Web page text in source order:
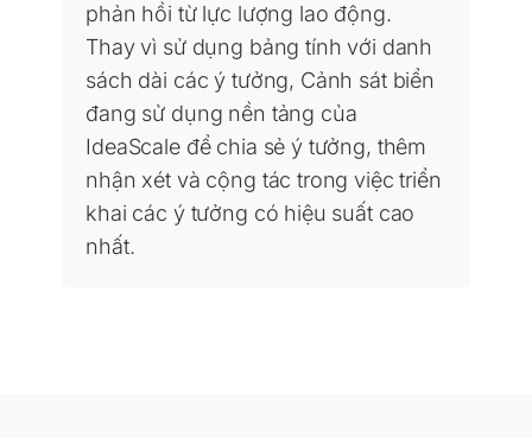
phản hồi từ lực lượng lao động.
Thay vì sử dụng bảng tính với danh
sách dài các ý tưởng, Cảnh sát biển
đang sử dụng nền tảng của
IdeaScale để chia sẻ ý tưởng, thêm
nhận xét và cộng tác trong việc triển
khai các ý tưởng có hiệu suất cao
nhất.